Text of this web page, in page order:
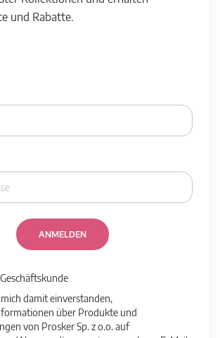
und Rabatte.
ANMELDEN
damit einverstanden,
über Produkte und
von Prosker Sp. z o.o. auf